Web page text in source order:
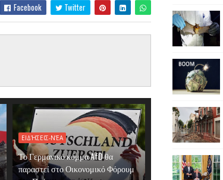
Facebook Twitter
ΕΙΔΉΣΕΙΣ-ΝΈΑ
Το Γερμανικό κόμμα AfD θα
παραστεί στο Οικονομικό Φόρουμ